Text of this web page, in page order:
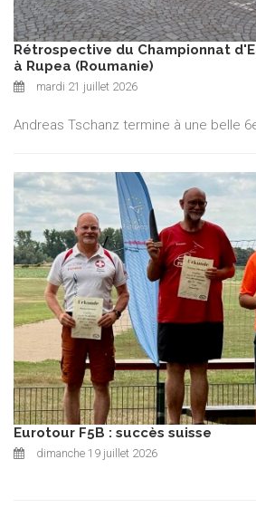
Rétrospective du Championnat
à Rupea (Roumanie)
mardi 21 juillet 2026
Andreas Tschanz termine à une belle
Eurotour F5B : succès suisse
dimanche 19 juillet 2026